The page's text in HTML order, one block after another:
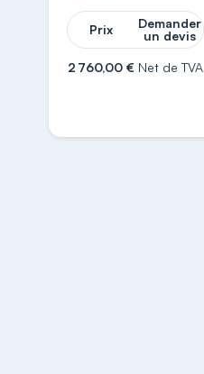
Prix
Demander
un devis
2 760,00 € Net de TVA